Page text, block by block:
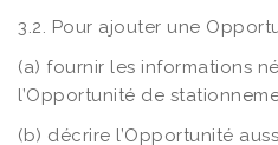
3.2. Pour ajouter une
(a) fournir les informations
l’Opportunité de
(b) décrire l’Opportunité